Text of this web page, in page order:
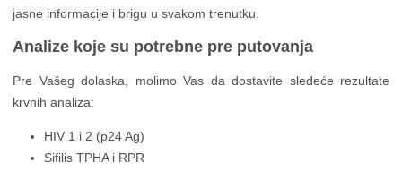
jasne informacije i brigu u svakom trenutku.
Analize koje su potrebne pre putovanja
Pre Vašeg dolaska, molimo Vas da dostavite sledeće rezultate
krvnih analiza:
HIV 1 i 2 (p24 Ag)
Sifilis TPHA i RPR